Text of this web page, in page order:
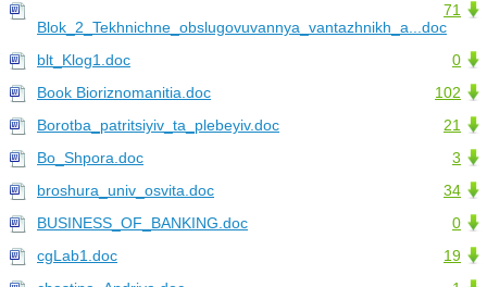
71
Blok_2_Tekhnichne_obslugovuvannya_vantazhnikh_a...doc
0
blt_Klog1.doc
102
Book Bioriznomanitia.doc
21
Borotba_patritsiyiv_ta_plebeyiv.doc
3
Bo_Shpora.doc
34
broshura_univ_osvita.doc
0
BUSINESS_OF_BANKING.doc
19
cgLab1.doc